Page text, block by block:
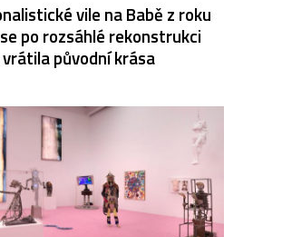
vile na Babě z roku
po rozsáhlé rekonstrukci
vrátila původní krása